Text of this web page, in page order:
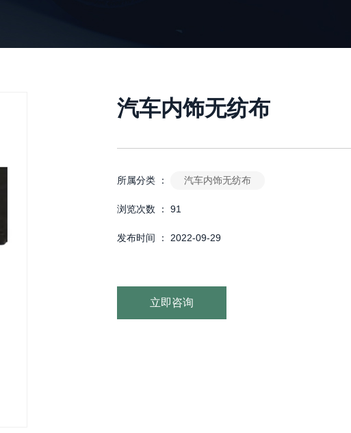
汽车内饰无纺布
所属分类 ： 汽车内饰无纺布
浏览次数 ：91
发布时间 ： 2022-09-29
立即咨询